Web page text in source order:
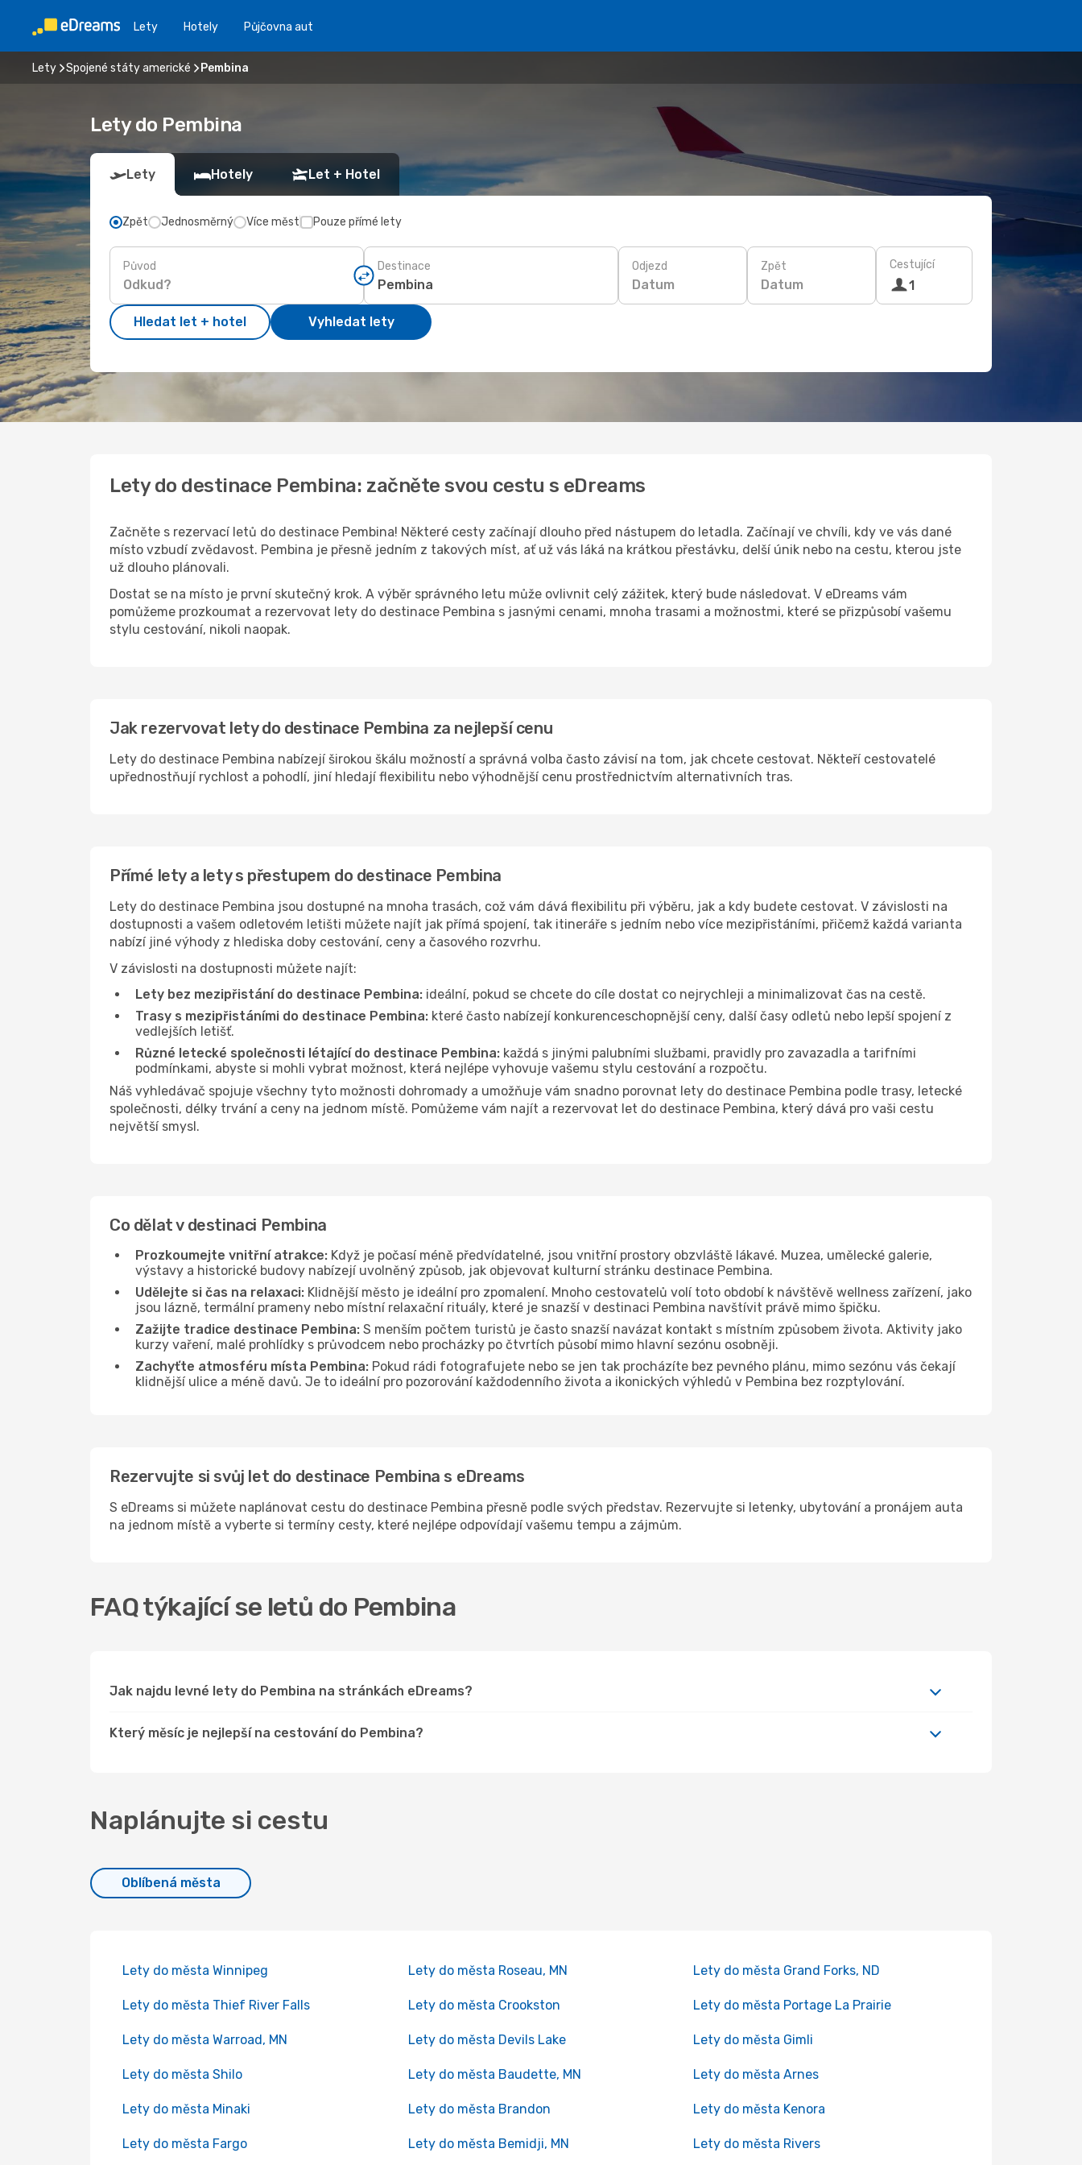
Lety Hotely Půjčovna aut
Lety Spojené státy americké Pembina
Lety do Pembina
Lety Hotely Let + Hotel
Zpět Jednosměrný Více měst Pouze přímé lety
Původ Destinace Odjezd
Datum
Zpět
Datum
Cestující
1
Hledat let + hotel Vyhledat lety
Lety do destinace Pembina: začněte svou cestu s eDreams
Začněte s rezervací letů do destinace Pembina! Některé cesty začínají dlouho před nástupem do letadla. Začínají ve chvíli, kdy ve vás dané
místo vzbudí zvědavost. Pembina je přesně jedním z takových míst, ať už vás láká na krátkou přestávku, delší únik nebo na cestu, kterou jste
už dlouho plánovali.
Dostat se na místo je první skutečný krok. A výběr správného letu může ovlivnit celý zážitek, který bude následovat. V eDreams vám
pomůžeme prozkoumat a rezervovat lety do destinace Pembina s jasnými cenami, mnoha trasami a možnostmi, které se přizpůsobí vašemu
stylu cestování, nikoli naopak.
Jak rezervovat lety do destinace Pembina za nejlepší cenu
Lety do destinace Pembina nabízejí širokou škálu možností a správná volba často závisí na tom, jak chcete cestovat. Někteří cestovatelé
upřednostňují rychlost a pohodlí, jiní hledají flexibilitu nebo výhodnější cenu prostřednictvím alternativních tras.
Přímé lety a lety s přestupem do destinace Pembina
Lety do destinace Pembina jsou dostupné na mnoha trasách, což vám dává flexibilitu při výběru, jak a kdy budete cestovat. V závislosti na
dostupnosti a vašem odletovém letišti můžete najít jak přímá spojení, tak itineráře s jedním nebo více mezipřistáními, přičemž každá varianta
nabízí jiné výhody z hlediska doby cestování, ceny a časového rozvrhu.
V závislosti na dostupnosti můžete najít:
Lety bez mezipřistání do destinace Pembina: ideální, pokud se chcete do cíle dostat co nejrychleji a minimalizovat čas na cestě.
Trasy s mezipřistáními do destinace Pembina: které často nabízejí konkurenceschopnější ceny, další časy odletů nebo lepší spojení z
vedlejších letišť.
Různé letecké společnosti létající do destinace Pembina: každá s jinými palubními službami, pravidly pro zavazadla a tarifními
podmínkami, abyste si mohli vybrat možnost, která nejlépe vyhovuje vašemu stylu cestování a rozpočtu.
Náš vyhledávač spojuje všechny tyto možnosti dohromady a umožňuje vám snadno porovnat lety do destinace Pembina podle trasy, letecké
společnosti, délky trvání a ceny na jednom místě. Pomůžeme vám najít a rezervovat let do destinace Pembina, který dává pro vaši cestu
největší smysl.
Co dělat v destinaci Pembina
Prozkoumejte vnitřní atrakce: Když je počasí méně předvídatelné, jsou vnitřní prostory obzvláště lákavé. Muzea, umělecké galerie,
výstavy a historické budovy nabízejí uvolněný způsob, jak objevovat kulturní stránku destinace Pembina.
Udělejte si čas na relaxaci: Klidnější město je ideální pro zpomalení. Mnoho cestovatelů volí toto období k návštěvě wellness zařízení, jako
jsou lázně, termální prameny nebo místní relaxační rituály, které je snazší v destinaci Pembina navštívit právě mimo špičku.
Zažijte tradice destinace Pembina: S menším počtem turistů je často snazší navázat kontakt s místním způsobem života. Aktivity jako
kurzy vaření, malé prohlídky s průvodcem nebo procházky po čtvrtích působí mimo hlavní sezónu osobněji.
Zachyťte atmosféru místa Pembina: Pokud rádi fotografujete nebo se jen tak procházíte bez pevného plánu, mimo sezónu vás čekají
klidnější ulice a méně davů. Je to ideální pro pozorování každodenního života a ikonických výhledů v Pembina bez rozptylování.
Rezervujte si svůj let do destinace Pembina s eDreams
S eDreams si můžete naplánovat cestu do destinace Pembina přesně podle svých představ. Rezervujte si letenky, ubytování a pronájem auta
na jednom místě a vyberte si termíny cesty, které nejlépe odpovídají vašemu tempu a zájmům.
FAQ týkající se letů do Pembina
Jak najdu levné lety do Pembina na stránkách eDreams?
Který měsíc je nejlepší na cestování do Pembina?
Naplánujte si cestu
Oblíbená města
Lety do města Winnipeg Lety do města Roseau, MN Lety do města Grand Forks, ND
Lety do města Thief River Falls Lety do města Crookston Lety do města Portage La Prairie
Lety do města Warroad, MN Lety do města Devils Lake Lety do města Gimli
Lety do města Shilo Lety do města Baudette, MN Lety do města Arnes
Lety do města Minaki Lety do města Brandon Lety do města Kenora
Lety do města Fargo Lety do města Bemidji, MN Lety do města Rivers